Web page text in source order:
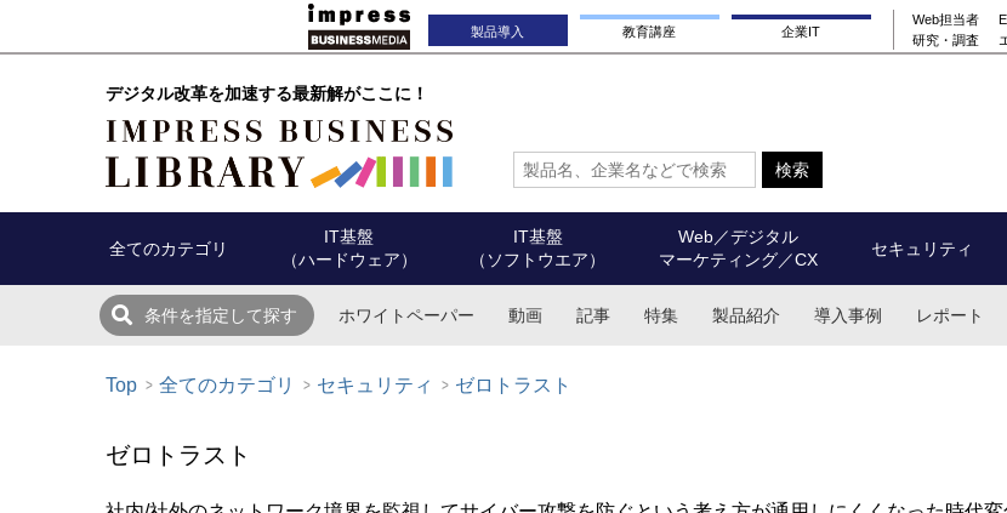
製品導入 教育講座 企業IT
Web担当者
研究・調査
デジタル改革を加速する最新解がここに！
全てのカテゴリ
IT基盤
（ハードウェア）
IT基盤
（ソフトウエア）
Web／デジタル
マーケティング／CX
セキュリティ
条件を指定して探す ホワイトペーパー 動画 記事 特集 製品紹介 導入事例 レポート
Top 全てのカテゴリ セキュリティ ゼロトラスト
ゼロトラスト